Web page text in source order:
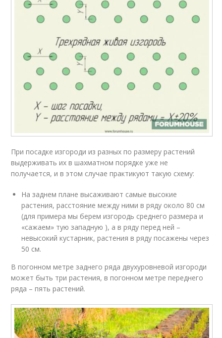
При посадке изгороди из разных по размеру растений
выдерживать их в шахматном порядке уже не
получается, и в этом случае практикуют такую схему:
На заднем плане высаживают самые высокие
растения, расстояние между ними в ряду около 80 см
(для примера мы берем изгородь среднего размера и
«сажаем» тую западную ), а в ряду перед ней –
невысокий кустарник, растения в ряду посажены через
50 см.
В погонном метре заднего ряда двухуровневой изгороди
может быть три растения, в погонном метре переднего
ряда – пять растений.